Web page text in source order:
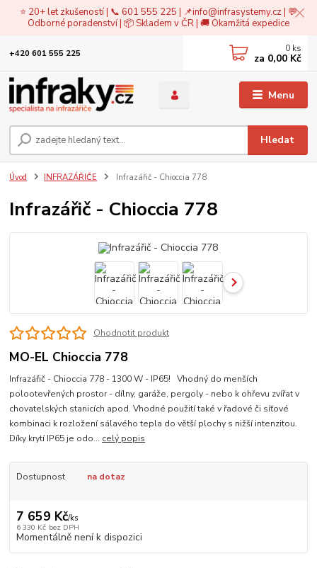
⭐ 20+ let zkušeností | 📞 601 555 225 | 📌info@infrasystemy.cz| 💬
Odborné poradenství | 📦 Skladem v ČR | 🚚 Okamžitá expedice
Menu
Hledat
+420 601 555 225 0 ks
za 0,00 Kč
Úvod INFRAZÁŘIČE Infrazářič - Chioccia 778
Infrazářič - Chioccia 778
Ohodnotit produkt
MO-EL Chioccia 778
Infrazářič - Chioccia 778 - 1300 W - IP65! Vhodný do menších
polootevřených prostor - dílny, garáže, pergoly - nebo k ohřevu zvířat v
chovatelských stanicích apod. Vhodné použití také v řadové či síťové
kombinaci k rozložení sálavého tepla do větší plochy s nižší intenzitou.
Díky krytí IP65 je odo... celý popis
Dostupnost na dotaz
7 659 Kč/ks
6 330 Kč bez DPH
Momentálně není k dispozici